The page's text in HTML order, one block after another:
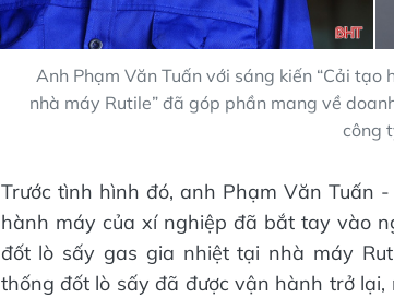
Anh Phạm Văn Tuấn với sáng kiến “Cải
nhà máy Rutile” đã góp phần mang về
công
​Trước tình hình đó, anh Phạm Văn Tuấn
hành máy của xí nghiệp đã bắt tay vào
đốt lò sấy gas gia nhiệt tại nhà máy
thống đốt lò sấy đã được vận hành trở